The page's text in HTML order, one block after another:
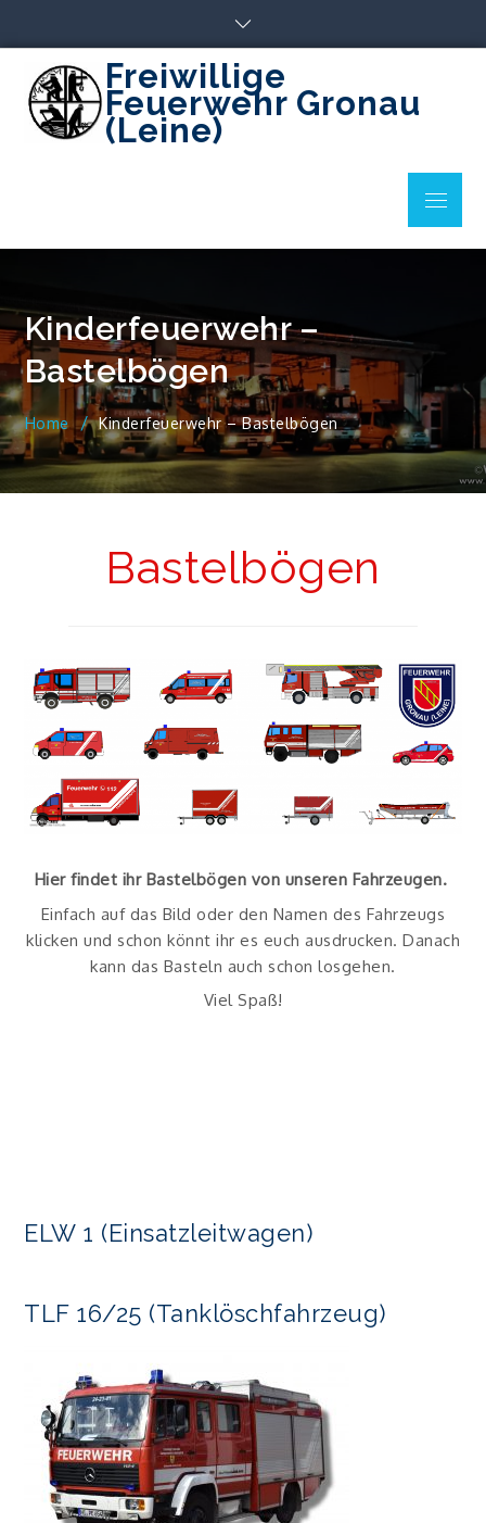
content
Freiwillige
Feuerwehr Gronau
(Leine)
Menu
Kinderfeuerwehr –
Bastelbögen
Home Kinderfeuerwehr – Bastelbögen
Bastelbögen
Hier findet ihr Bastelbögen von unseren Fahrzeugen.
Einfach auf das Bild oder den Namen des Fahrzeugs
klicken und schon könnt ihr es euch ausdrucken. Danach
kann das Basteln auch schon losgehen.
Viel Spaß!
ELW 1 (Einsatzleitwagen)
TLF 16/25 (Tanklöschfahrzeug)